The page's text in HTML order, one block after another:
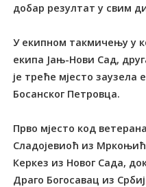
добар резултат у свим
У екипном такмичењу у
екипа Јањ-Нови Сад,
је трећe мјесто заузела
Босанског Петровца.
Прво мјесто код
Сладојевиоћ из
Керкез из Новог Сада,
Драго Богосавац из